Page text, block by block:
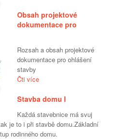
Obsah projektové
dokumentace pro
Rozsah a obsah projektové
dokumentace pro ohlášení
stavby
Čti více
Stavba domu I
Každá stavebnice má svuj
je to i při stavbě domu.Základní
rodinného domu.